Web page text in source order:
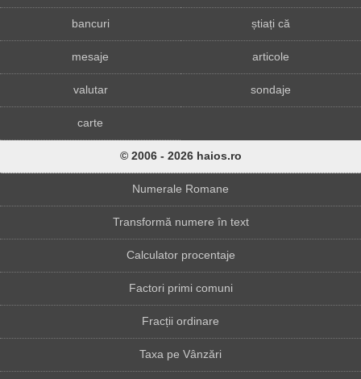
bancuri știați că
mesaje articole
valutar sondaje
carte
© 2006 - 2026 haios.ro
Numerale Romane
Transformă numere în text
Calculator procentaje
Factori primi comuni
Fracții ordinare
Taxa pe Vânzări